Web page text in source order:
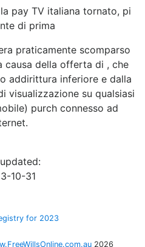
pay TV italiana tornato, pi
di prima
praticamente scomparso
causa della offerta di , che
addirittura inferiore e dalla
visualizzazione su qualsiasi
purch connesso ad
10-31
for 2023
2026